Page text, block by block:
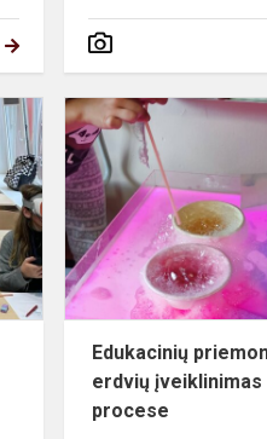
Imtegruotos
pamokos
virtualioje
realybėje
Edukacinių
erdvių įveiklinimas
procese